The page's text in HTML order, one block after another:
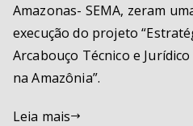
Amazonas- SEMA, zeram
execução do projeto
Arcabouço Técnico e
na Amazônia”.
Leia mais